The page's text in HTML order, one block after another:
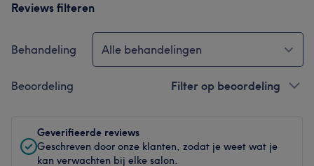
Reviews filteren
Behandeling Alle behandelingen
Beoordeling Filter op beoordeling
Geverifieerde reviews
Geschreven door onze klanten, zodat je weet wat je
kan verwachten bij elke salon.